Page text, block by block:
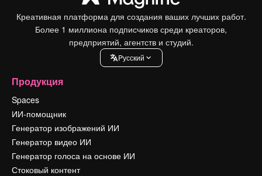
Креативная платформа для создания ваших лучших работ.
Более 1 миллиона подписчиков среди креаторов,
предприятий, агентств и студий.
Pусский
Продукция
Spaces
ИИ-помощник
Генератор изображений ИИ
Генератор видео ИИ
Генератор голоса на основе ИИ
Стоковый контент